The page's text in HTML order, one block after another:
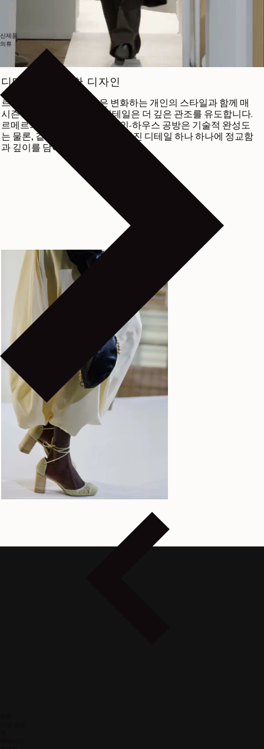
신제품
의류
디테일에 집중한 디자인
르메르의 원형적 의상들은 변화하는 개인의 스타일과 함께 매
시즌 정제를 거듭합니다. 디테일은 더 깊은 관조를 유도합니다.
르메르의 디자인 스튜디오와 인-하우스 공방은 기술적 완성도
는 물론, 겉으로 드러나거나 숨겨진 디테일 하나 하나에 정교함
과 깊이를 담아냅니다.